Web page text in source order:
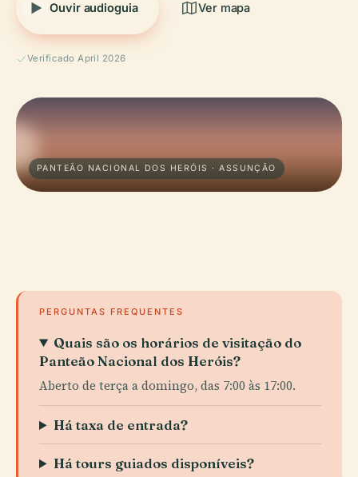
Ouvir audioguia Ver mapa
Verificado April 2026
PANTEÃO NACIONAL DOS HERÓIS · ASSUNÇÃO
PERGUNTAS FREQUENTES
Quais são os horários de visitação do
Panteão Nacional dos Heróis?
Aberto de terça a domingo, das 7:00 às 17:00.
Há taxa de entrada?
Há tours guiados disponíveis?